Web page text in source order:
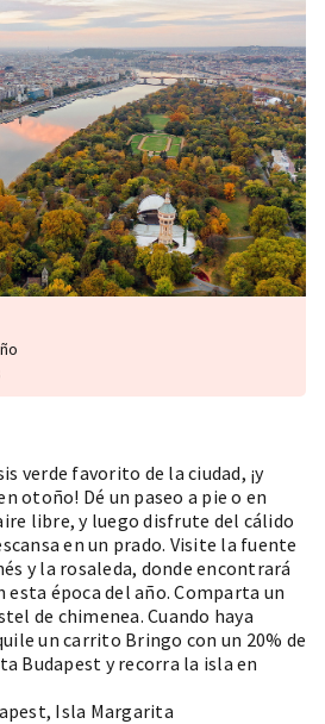
verde favorito de la ciudad, ¡y
otoño! Dé un paseo a pie o en
libre, y luego disfrute del cálido
en un prado. Visite la fuente
y la rosaleda, donde encontrará
época del año. Comparta un
de chimenea. Cuando haya
un carrito Bringo con un 20% de
Budapest y recorra la isla en
Isla Margarita